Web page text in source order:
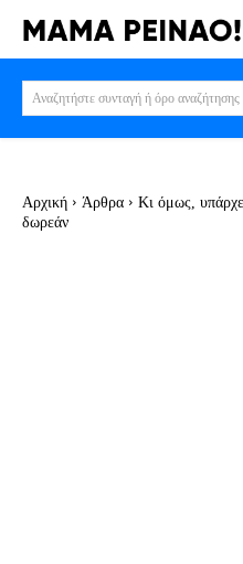
Αναζητήστε συνταγή ή όρο αναζήτησης
Αρχική Άρθρα
Κι όμως,
δωρεάν